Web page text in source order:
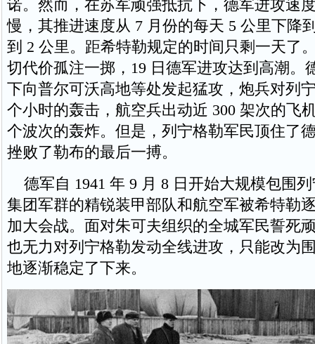
诺。然而，在苏军顽强抵抗下，德军进攻速
慢，其推进速度从 7 月份的每天 5 公里下降
到 2 公里。距希特勒规定的时间只剩一天了
切代价孤注一掷，19 日德军进攻达到高潮。
下向普尔可沃高地等处发起猛攻，炮兵对列
个小时的轰击，航空兵出动近 300 架次的飞
个波次的轰炸。但是，列宁格勒军民顶住了
挫败了勒布的最后一搏。
德军自 1941 年 9 月 8 日开始大规模包围
集团军群的精锐装甲部队和航空军被希特勒
加大会战。面对朱可夫组织的全城军民誓死
也无力对列宁格勒发动全线进攻，只能改为
地逐渐稳定了下来。